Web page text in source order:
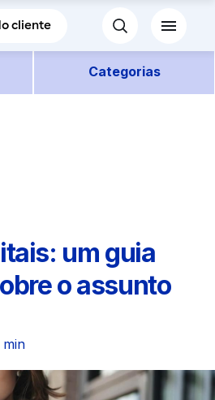
cliente
Categorias
um guia
o assunto
min